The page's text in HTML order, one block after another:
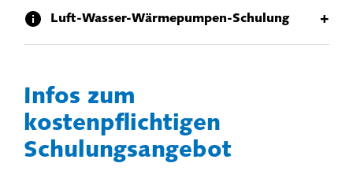
Luft-Wasser-Wärmepumpen-Schulung +
Infos zum
kostenpflichtigen
Schulungsangebot